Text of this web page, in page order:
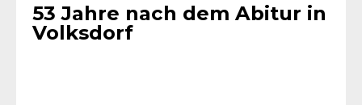
53 Jahre nach dem Abitur in
Volksdorf